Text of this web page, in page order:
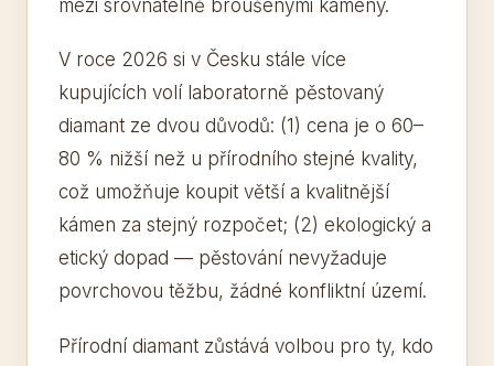
mezi srovnatelně broušenými kameny.
V roce 2026 si v Česku stále více
kupujících volí laboratorně pěstovaný
diamant ze dvou důvodů: (1) cena je o 60–
80 % nižší než u přírodního stejné kvality,
což umožňuje koupit větší a kvalitnější
kámen za stejný rozpočet; (2) ekologický a
etický dopad — pěstování nevyžaduje
povrchovou těžbu, žádné konfliktní území.
Přírodní diamant zůstává volbou pro ty, kdo